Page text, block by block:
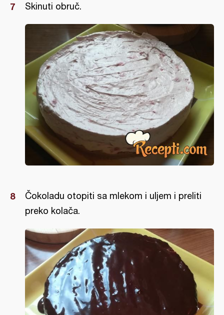
Skinuti obruč.
Čokoladu otopiti sa mlekom i uljem i preliti
preko kolača.